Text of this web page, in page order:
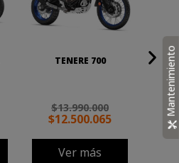
TENERE 700
$13.990.000
$12.500.065
Ver más
Mantenimiento